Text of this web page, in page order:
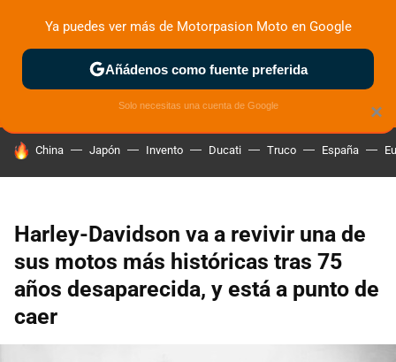
ZONA DE PRUEBAS DEPORTIVAS MOTOS ELÉCTRICAS
HOY SE HABLA DE
China Japón Invento Ducati Truco España
Harley-Davidson va a revivir una de
sus motos más históricas tras 75
años desaparecida, y está a punto de
caer
×
Ya puedes ver más de Motorpasion Moto en Google
Añádenos como fuente preferida
Solo necesitas una cuenta de Google